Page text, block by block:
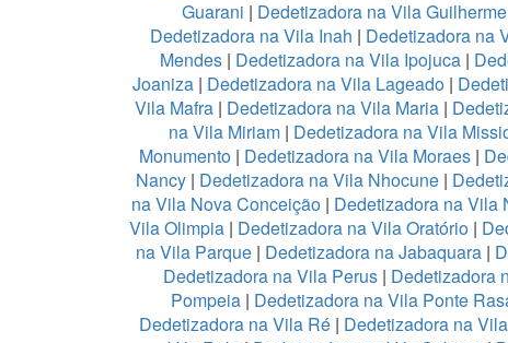
Guarani | Dedetizadora na Vila Guilherme
Dedetizadora na Vila Inah | Dedetizadora na
Mendes | Dedetizadora na Vila Ipojuca |
Joaniza| Dedetizadora na Vila Lageado|
Vila Mafra | Dedetizadora na Vila Maria|
na Vila Miriam| Dedetizadora na Vila
Monumento| Dedetizadora na Vila Moraes|
Nancy| Dedetizadora na Vila Nhocune|
na Vila Nova Conceição | Dedetizadora na Vila
Vila Olimpia | Dedetizadora na Vila Oratório |
na Vila Parque | Dedetizadora na Jabaquara |
Dedetizadora na Vila Perus| Dedetizadora
Pompeia| Dedetizadora na Vila Ponte
Dedetizadora na Vila Ré | Dedetizadora na